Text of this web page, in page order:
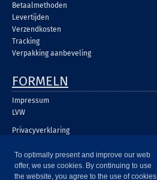
To optimally present and improve our web
offer, we use cookies. By continuing to use
the website, you agree to the use of cookies.
Betaalmethoden
Levertijden
Verzendkosten
Tracking
Verpakking aanbeveling
FORMELN
Impressum
LVW
Privacyverklaring